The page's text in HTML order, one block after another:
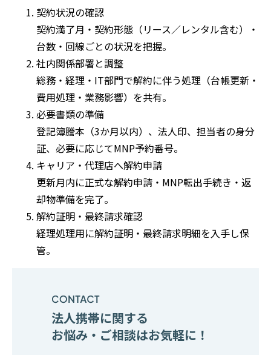
契約状況の確認
契約満了月・契約形態（リース／レンタル含む）・
台数・回線ごとの状況を把握。
社内関係部署と調整
総務・経理・IT部門で解約に伴う処理（台帳更新・
費用処理・業務影響）を共有。
必要書類の準備
登記簿謄本（3か月以内）、法人印、担当者の身分
証、必要に応じてMNP予約番号。
キャリア・代理店へ解約申請
更新月内に正式な解約申請・MNP転出手続き・返
却物準備を完了。
解約証明・最終請求確認
経理処理用に解約証明・最終請求明細を入手し保
管。
法人携帯に関する
お悩み・ご相談はお気軽に！